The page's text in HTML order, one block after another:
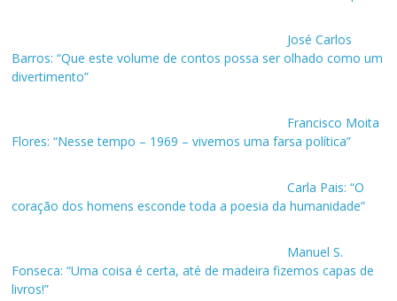
José Carlos
Barros: “Que este volume de contos possa ser olhado como um
divertimento”
Francisco Moita
Flores: “Nesse tempo – 1969 – vivemos uma farsa política”
Carla Pais: “O
coração dos homens esconde toda a poesia da humanidade”
Manuel S.
Fonseca: “Uma coisa é certa, até de madeira fizemos capas de
livros!”